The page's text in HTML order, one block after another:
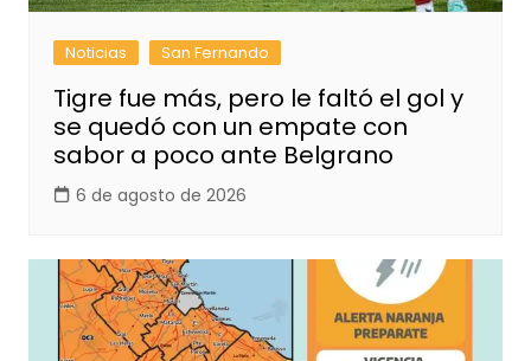
Noticias San Fernando
Tigre fue más, pero le faltó el gol y
se quedó con un empate con
sabor a poco ante Belgrano
6 de agosto de 2026